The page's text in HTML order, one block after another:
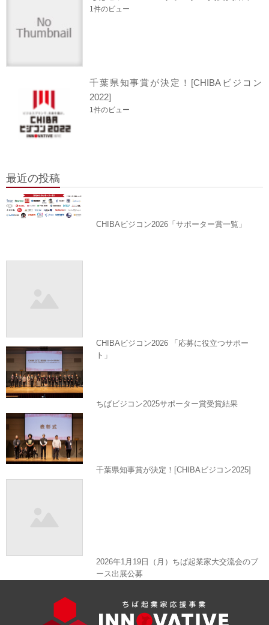
1件のビュー
千葉県知事賞が決定！[CHIBAビジコン
2022]
1件のビュー
最近の投稿
CHIBAビジコン2026「サポーター賞一覧」
CHIBAビジコン2026 「応募に役立つサポー
ト」
ちばビジコン2025サポーター賞受賞結果
千葉県知事賞が決定！[CHIBAビジコン2025]
2026年1月19日（月）ちば起業家大交流会のブ
ース出展公募